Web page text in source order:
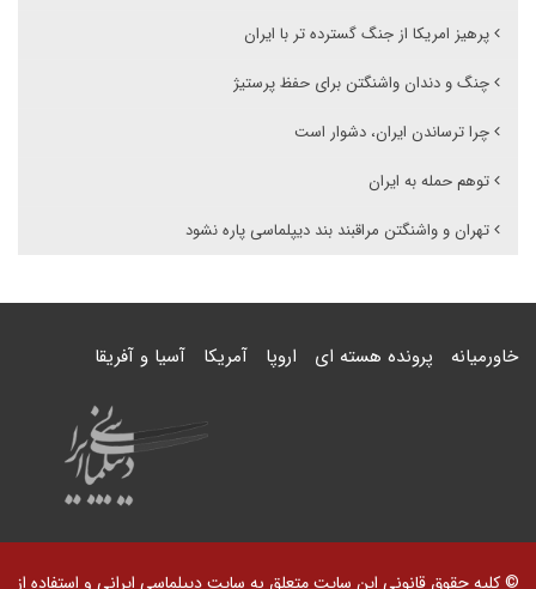
پرهیز امریکا از جنگ گسترده تر با ایران
چنگ و دندان واشنگتن برای حفظ پرستیژ
چرا ترساندن ایران، دشوار است
توهم حمله به ایران
تهران و واشنگتن مراقبند بند دیپلماسی پاره نشود
خاورمیانه پرونده هسته ای اروپا آمریکا آسیا و آفریقا
© کلیه حقوق قانونی این سایت متعلق به سایت دیپلماسی ایرانی و استفاده از